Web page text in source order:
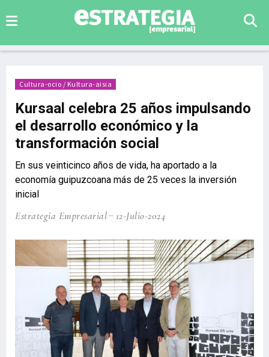
Cultura-ocio / Kultura-aisia
Kursaal celebra 25 años impulsando
el desarrollo económico y la
transformación social
En sus veinticinco años de vida, ha aportado a la
economía guipuzcoana más de 25 veces la inversión
inicial
Estrategia Empresarial 12-Julio-2024